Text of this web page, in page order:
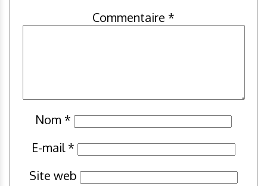
Commentaire *
Nom *
E-mail*
Site web